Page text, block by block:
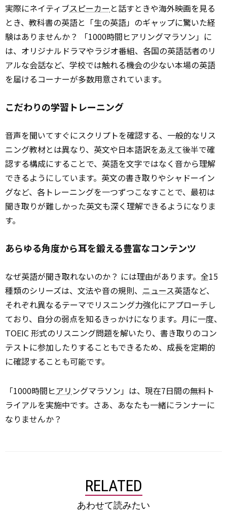
実際にネイティブスピーカー と話すときや海外映画を見る
とき、教科書の英語と「生の英語」のギャップに驚いた経
験はありませんか？ 「1000時間ヒアリングマラソン」に
は、オリジナルドラマやラジオ番組、各国の英語話者のリ
アルな会話など、学校では触れる機会の少ない本場の英語
を届けるコーナーが多数用意されています。
こだわりの学習トレーニング
音声を聞いてすぐにスクリプトを確認する、一般的なリス
ニング教材とは異なり、英文や日本語訳をあえて後半で確
認する構成にすることで、英語を文字ではなく音から理解
できるようにしています。英文の書き取りやシャドーイン
グなど、各トレーニングを一つずつこなすことで、最初は
聞き取りが難しかった英文も深く理解できるようになりま
す。
あらゆる角度から耳を鍛える豊富なコンテンツ
なぜ英語が聞き取れないのか？ には理由があります。全15
種類のシリーズは、文法や音の規則、 ニュース英語など、
それぞれ異なるテーマでリスニング力強化にアプローチし
ており、自分の弱点を知るきっかけになります。月に一度、
TOEIC 形式のリスニング問題を解いたり、書き取りのコン
テストに参加したりすることもできるため、成長を定期的
に確認することも可能です。
「1000時間ヒアリ ングマラソン」は、現在7日間の無料ト
ライアルを実施中です。さあ、あなたも一緒にランナーに
なりませんか？
RELATED
あわせて読みたい